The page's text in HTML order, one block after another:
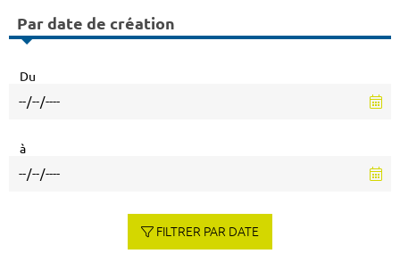
Par date de création
Du
à
FILTRER PAR DATE